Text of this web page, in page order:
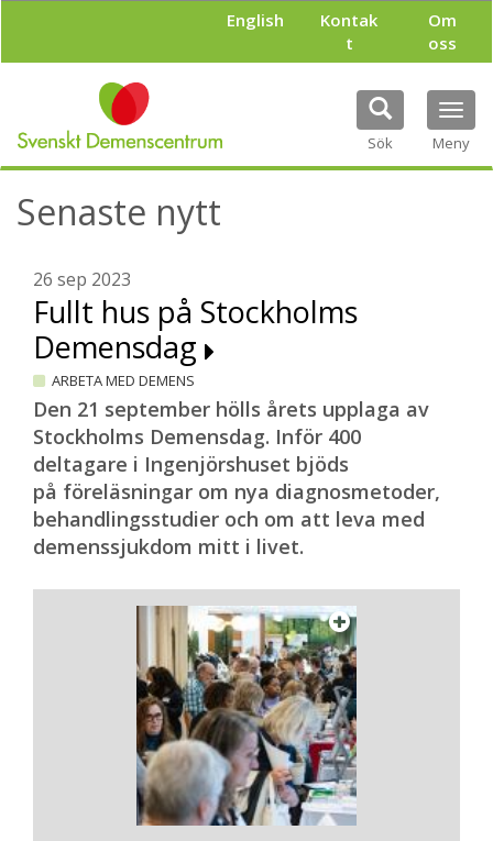
l
English
Kontak
t
Om
oss
Sök Meny
Senaste nytt
26 sep 2023
Fullt hus på Stockholms
Demensdag
ARBETA MED DEMENS
Den 21 september hölls årets upplaga av
Stockholms Demensdag. Inför 400
deltagare i Ingenjörshuset bjöds
på föreläsningar om nya diagnosmetoder,
behandlingsstudier och om att leva med
demenssjukdom mitt i livet.